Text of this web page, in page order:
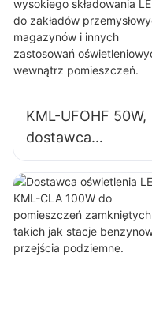
do zakładów
przemysłowych,
magazynów i
innych zastosowań
wewnątrz
pomieszczeń.
KML-UFOHF 50W,
dostawca
oświetlenia
wysokiego
składowania LED
do zakładów
przemysłowych,